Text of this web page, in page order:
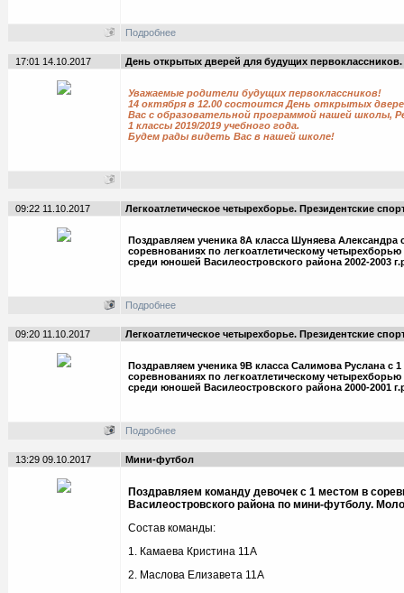
Подробнее
17:01 14.10.2017 День открытых дверей для будущих первоклассников.
Уважаемые родители будущих первоклассников!
14 октября в 12.00 состоится День открытых
Вас с образовательной программой нашей школы,
1 классы 2019/2019 учебного года.
Будем рады видеть Вас в нашей школе!
09:22 11.10.2017 Легкоатлетическое четырехборье. Президентские
Поздравляем ученика 8А класса Шуняева Александра
соревнованиях по легкоатлетическому четырехборью
среди юношей Василеостровского района 2002-2003
Подробнее
09:20 11.10.2017 Легкоатлетическое четырехборье. Президентские
Поздравляем ученика 9В класса Салимова Руслана с
соревнованиях по легкоатлетическому четырехборью
среди юношей Василеостровского района 2000-2001
Подробнее
13:29 09.10.2017 Мини-футбол
Поздравляем команду девочек с 1 местом в
Василеостровского района по мини-футболу.
Состав команды:
1. Камаева Кристина 11А
2. Маслова Елизавета 11А